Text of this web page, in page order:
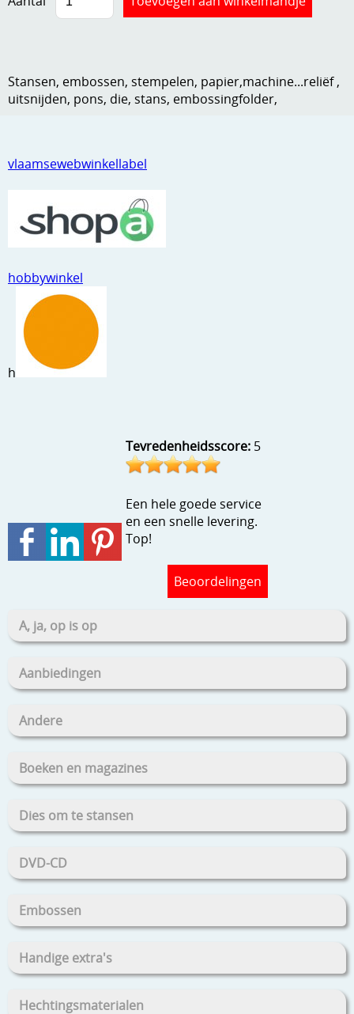
Kneedmateriaal
Leuke versieringen
Ponsen
Ribbelaar
Snijmaterialen
Speciaal papier
Stans machine en embossing machines
Stempels en zo
vlaamsewebwinkellabel
hobbywinkel
h
Tevredenheidsscore: 5
Een hele goede service
en een snelle levering.
Top!
Beoordelingen
A, ja, op is op
Aanbiedingen
Andere
Boeken en magazines
Dies om te stansen
DVD-CD
Embossen
Handige extra's
Hechtingsmaterialen
Stansen, embossen, stempelen, papier,machine...reliëf ,
uitsnijden, pons, die, stans, embossingfolder,